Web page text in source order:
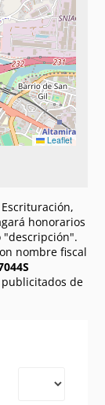
Leaflet
honorarios
"descripción".
nombre fiscal
de